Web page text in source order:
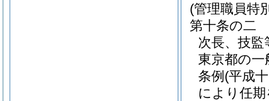
(管理職員特
第十条の二
次長、技
東京都の
条例 (平成
により任